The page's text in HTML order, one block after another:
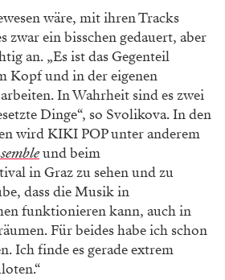
wäre, mit ihren Tracks
zwar ein bisschen gedauert, aber
an. „Es ist das Gegenteil
Kopf und in der eigenen
In Wahrheit sind es zwei
Dinge“, so Svolikova. In den
wird KIKI POP unter anderem
und beim
in Graz zu sehen und zu
dass die Musik in
funktionieren kann, auch in
Für beides habe ich schon
Ich finde es gerade extrem